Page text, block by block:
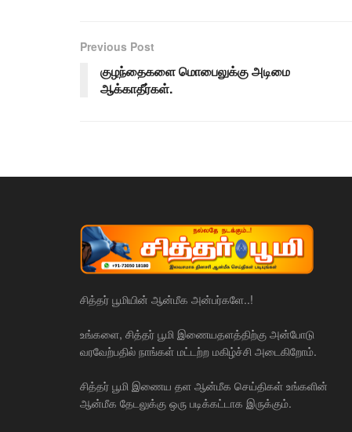
Previous Post
குழந்தைகளை மொபைலுக்கு அடிமை
ஆக்காதீர்கள்.
சித்தர் பூமியின் ஆன்மீக அன்பர்களே..!
உங்களை, சித்தர் பூமி இணையதளத்திற்கு அன்போடு
வரவேற்பதில் நாங்கள் மட்டற்ற மகிழ்ச்சி அடைகிறோம்.
சித்தர் பூமி இணைய தள ஆன்மீக செய்திகள் உங்களின்
ஆன்மீக தேடலுக்கு ஒரு படிக்கட்டாக இருக்கும்.